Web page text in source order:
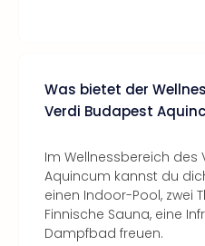
Was bietet der
Verdi Budapest
Im Wellnessbereich des
Aquincum kannst du
einen Indoor-Pool, zwei
Finnische Sauna, eine
Dampfbad freuen.